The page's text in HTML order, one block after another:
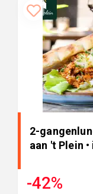
2-
aan 't Plein
-42%